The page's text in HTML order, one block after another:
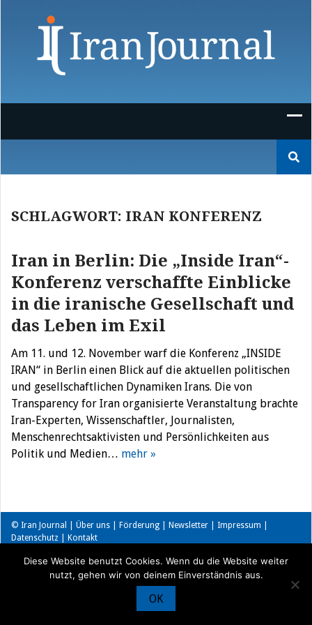
nach:
SCHLAGWORT: IRAN KONFERENZ
Iran in Berlin: Die „Inside Iran“-
Konferenz verschaffte Einblicke
in die iranische Gesellschaft und
das Leben im Exil
Am 11. und 12. November warf die Konferenz „INSIDE
IRAN“ in Berlin einen Blick auf die aktuellen politischen
und gesellschaftlichen Dynamiken Irans. Die von
Transparency for Iran organisierte Veranstaltung brachte
Iran-Experten, Wissenschaftler, Journalisten,
Menschenrechtsaktivisten und Persönlichkeiten aus
Politik und Medien… mehr »
© Iran Journal | Über uns Förderung Newsletter Impressum
Datenschutz
Kontakt
Diese Website benutzt Cookies. Wenn du die Website weiter
nutzt, gehen wir von deinem Einverständnis aus.
OK